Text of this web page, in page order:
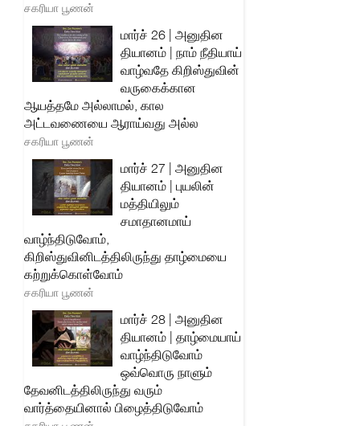
சகரியா பூணன்
மார்ச் 26 | அனுதின
தியானம் | நாம் நீதியாய்
வாழ்வதே கிறிஸ்துவின்
வருகைக்கான
ஆயத்தமே அல்லாமல், கால
அட்டவணையை ஆராய்வது அல்ல
சகரியா பூணன்
மார்ச் 27 | அனுதின
தியானம் | புயலின்
மத்தியிலும்
சமாதானமாய்
வாழ்ந்திடுவோம்,
கிறிஸ்துவினிடத்திலிருந்து தாழ்மையை
கற்றுக்கொள்வோம்
சகரியா பூணன்
மார்ச் 28 | அனுதின
தியானம் | தாழ்மையாய்
வாழ்ந்திடுவோம்
ஒவ்வொரு நாளும்
தேவனிடத்திலிருந்து வரும்
வார்த்தையினால் பிழைத்திடுவோம்